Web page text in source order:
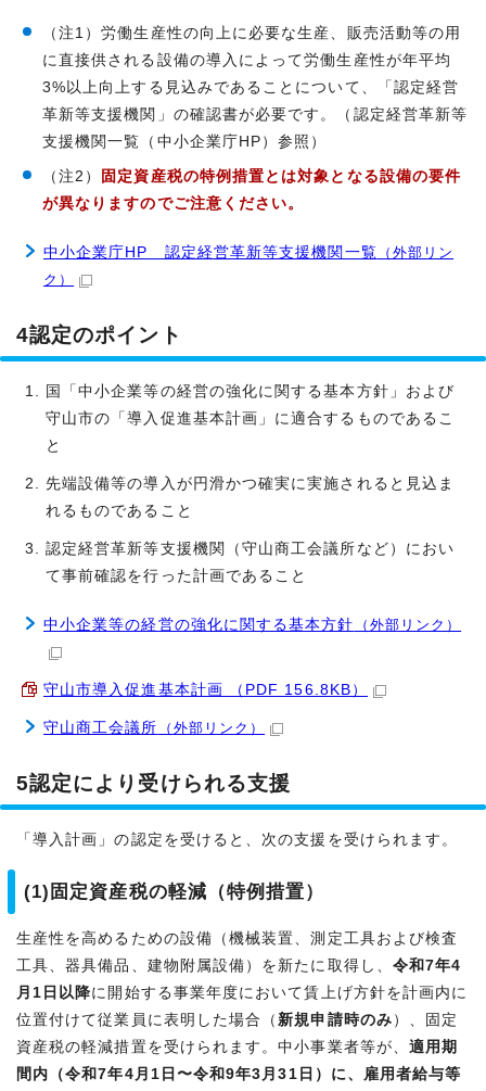
（注1）労働生産性の向上に必要な生産、販売活動等の用
に直接供される設備の導入によって労働生産性が年平均
3%以上向上する見込みであることについて、「認定経営
革新等支援機関」の確認書が必要です。（認定経営革新等
支援機関一覧（中小企業庁HP）参照）
（注2）
固定資産税の特例措置とは対象となる設備の要件
が異なりますのでご注意ください。
中小企業庁HP 認定経営革新等支援機関一覧 （外部リン
ク）
4認定のポイント
国「中小企業等の経営の強化に関する基本方針」および
守山市の「導入促進基本計画」に適合するものであるこ
と
先端設備等の導入が円滑かつ確実に実施されると見込ま
れるものであること
認定経営革新等支援機関（守山商工会議所など）におい
て事前確認を行った計画であること
中小企業等の経営の強化に関する基本方針 （外部リンク）
守山市導入促進基本計画 （PDF 156.8KB）
守山商工会議所 （外部リンク）
5認定により受けられる支援
「導入計画」の認定を受けると、次の支援を受けられます。
(1)固定資産税の軽減（特例措置）
生産性を高めるための設備（機械装置、測定工具および検査
工具、器具備品、建物附属設備）を新たに取得し、 令和7年4
月1日以降に開始する事業年度において賃上げ方針を計画内に
位置付けて従業員に表明した場合（新規申請時のみ）、固定
資産税の軽減措置を受けられます。中小事業者等が、 適用期
間内（令和7年4月1日〜令和9年3月31日）に、雇用者給与等